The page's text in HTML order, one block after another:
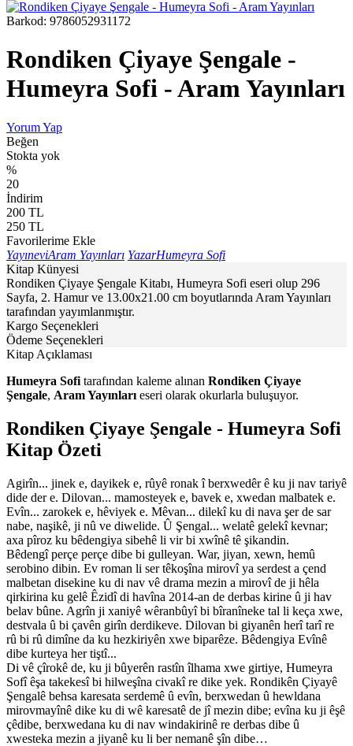
Barkod: 9786052931172
Rondiken Çiyaye Şengale -
Humeyra Sofi - Aram Yayınları
Yorum Yap
Beğen
Stokta yok
%
20
İndirim
200 TL
250 TL
Favorilerime Ekle
YayıneviAram Yayınları YazarHumeyra Sofi
Kitap Künyesi
Rondiken Çiyaye Şengale Kitabı, Humeyra Sofi eseri olup 296
Sayfa, 2. Hamur ve 13.00x21.00 cm boyutlarında Aram Yayınları
tarafından yayımlanmıştır.
Kargo Seçenekleri
Ödeme Seçenekleri
Kitap Açıklaması
Humeyra Sofi tarafından kaleme alınan Rondiken Çiyaye
Şengale, Aram Yayınları eseri olarak okurlarla buluşuyor.
Rondiken Çiyaye Şengale - Humeyra Sofi
Kitap Özeti
Agirîn... jinek e, dayikek e, rûyê ronak î berxwedêr ê ku ji nav tariyê
dide der e. Dilovan... mamosteyek e, bavek e, xwedan malbatek e.
Evîn... zarokek e, hêviyek e. Mêvan... dilekî ku di nava şer de sar
nabe, naşikê, ji nû ve diwelide. Û Şengal... welatê gelekî kevnar;
axa pîroz ku bêdengiya sibehê li vir bi xwînê tê şikandin.
Bêdengî perçe perçe dibe bi gulleyan. War, jiyan, xewn, hemû
serobino dibin. Ev roman li ser têkoşîna mirovî ya serdest a çend
malbetan disekine ku di nav vê drama mezin a mirovî de ji hêla
qirkirina ku gelê Êzidî di havîna 2014-an de derbas kirine û ji hav
belav bûne. Agrîn ji xaniyê wêranbûyî bi bîranîneke tal li keça xwe,
destvala û bi çavên girîn derdikeve. Dilovan bi giyanên herî tarî re
rû bi rû dimîne da ku hezkiriyên xwe biparêze. Bêdengiya Evînê
dibe kurteya her tiştî...
Di vê çîrokê de, ku ji bûyerên rastîn îlhama xwe girtiye, Humeyra
Sofî êşa takekesî bi hilweşîna civakî re dike yek. Rondikên Çiyayê
Şengalê behsa karesata serdemê û evîn, berxwedan û hewldana
mirovmayînê dike ku di wê karesatê de jî mezin dibe; evîna ku ji êşê
çêdibe, berxwedana ku di nav windakirinê re derbas dibe û
xwesteka mezin a jiyanê ku li ber nemanê şîn dibe…